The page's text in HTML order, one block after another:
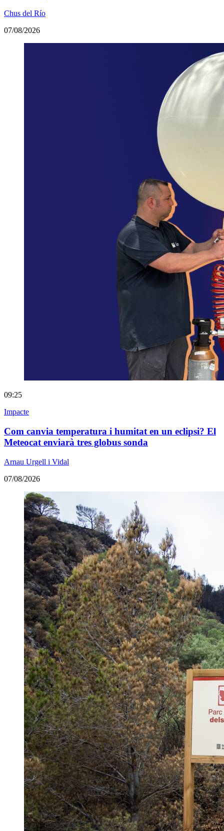
Chus del Río
07/08/2026
09:25
Impacte
Com canvia temperatura i humitat en un eclipsi? El
Meteocat enviarà tres globus sonda
Arnau Urgell i Vidal
07/08/2026